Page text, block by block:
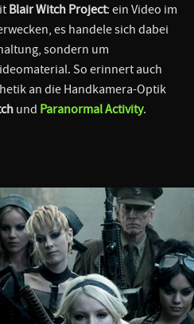
Blair Witch Project: ein Video im
es handele sich dabei
sondern um
So erinnert auch
an die Handkamera-Optik
und Paranormal Activity.